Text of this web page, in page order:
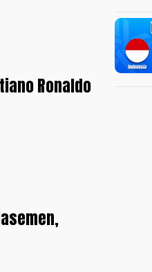
Ronaldo